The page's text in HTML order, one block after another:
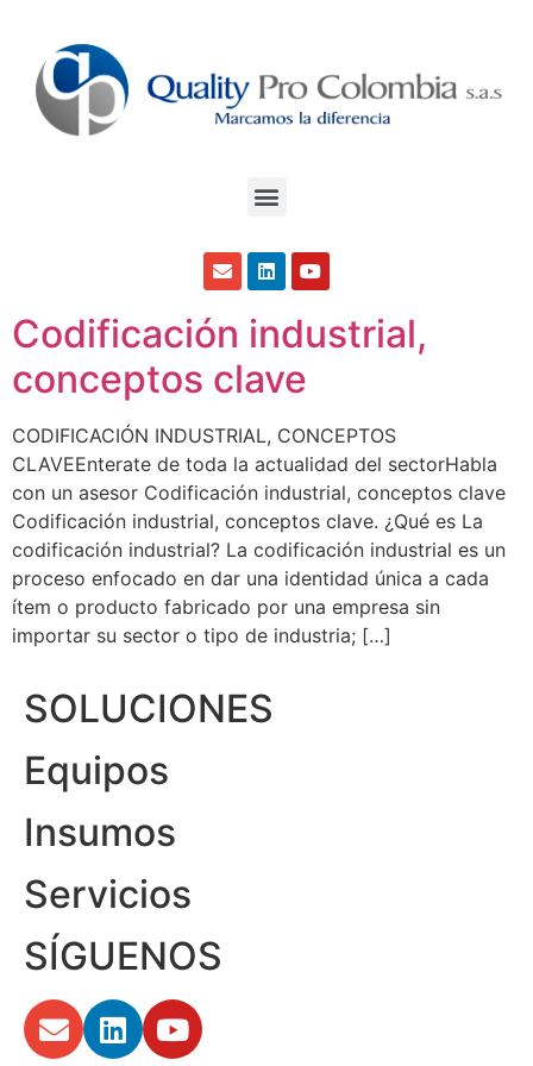
Codificación industrial,
conceptos clave
CODIFICACIÓN INDUSTRIAL, CONCEPTOS
CLAVEEnterate de toda la actualidad del sectorHabla
con un asesor Codificación industrial, conceptos clave
Codificación industrial, conceptos clave. ¿Qué es La
codificación industrial? La codificación industrial es un
proceso enfocado en dar una identidad única a cada
ítem o producto fabricado por una empresa sin
importar su sector o tipo de industria; […]
SOLUCIONES
Equipos
Insumos
Servicios
SÍGUENOS